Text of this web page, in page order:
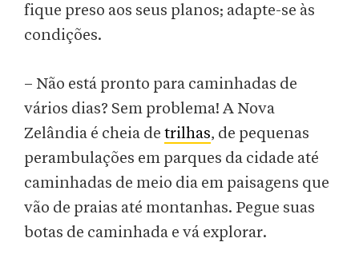
fique preso aos seus planos; adapte-se às
condições.
– Não está pronto para caminhadas de
vários dias? Sem problema! A Nova
Zelândia é cheia de trilhas, de pequenas
perambulações em parques da cidade até
caminhadas de meio dia em paisagens que
vão de praias até montanhas. Pegue suas
botas de caminhada e vá explorar.